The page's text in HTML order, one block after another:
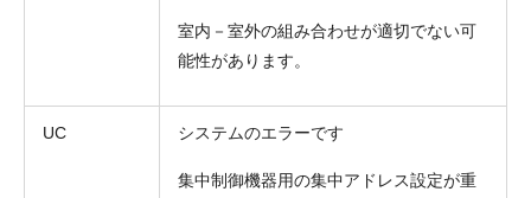
室内－室外の組み合わせが適切でない可
能性があります。
UC システムのエラーです
集中制御機器用の集中アドレス設定が重